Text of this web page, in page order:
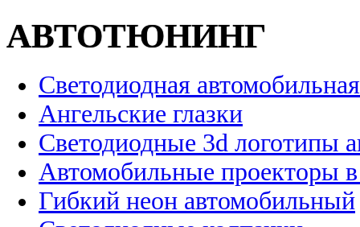
АВТОТЮНИНГ
Светодиодная
Ангельские глазки
Светодиодные 3d логотипы
Автомобильные проекторы
Гибкий неон автомобильный